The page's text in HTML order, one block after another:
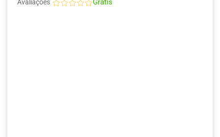
Avaliações Grátis